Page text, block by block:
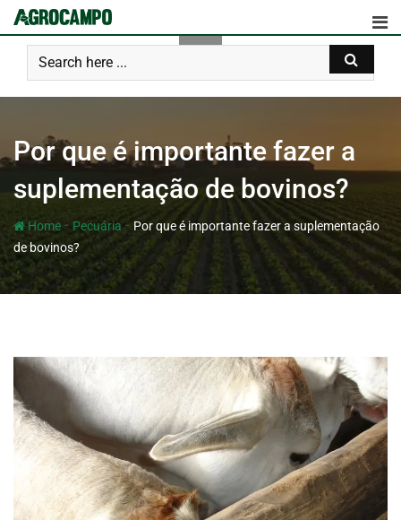
Por que é importante fazer a
suplementação de bovinos?
Home - Pecuária- Por que é importante fazer a suplementação
de bovinos?